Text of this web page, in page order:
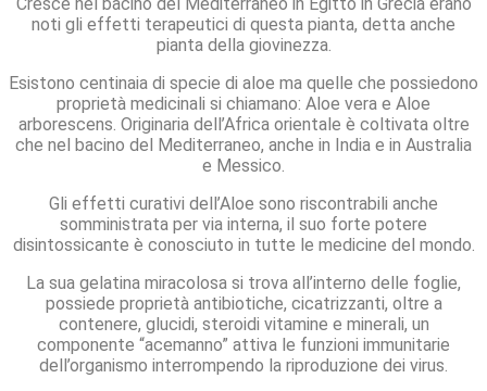
noti gli effetti terapeutici di questa pianta, detta anche
pianta della giovinezza.
Esistono centinaia di specie di aloe ma quelle che possiedono
proprietà medicinali si chiamano: Aloe vera e Aloe
arborescens. Originaria dell’Africa orientale è coltivata oltre
che nel bacino del Mediterraneo, anche in India e in Australia
e Messico.
Gli effetti curativi dell’Aloe sono riscontrabili anche
somministrata per via interna, il suo forte potere
disintossicante è conosciuto in tutte le medicine del mondo.
La sua gelatina miracolosa si trova all’interno delle foglie,
possiede proprietà antibiotiche, cicatrizzanti, oltre a
contenere, glucidi, steroidi vitamine e minerali, un
componente “acemanno” attiva le funzioni immunitarie
dell’organismo interrompendo la riproduzione dei virus.